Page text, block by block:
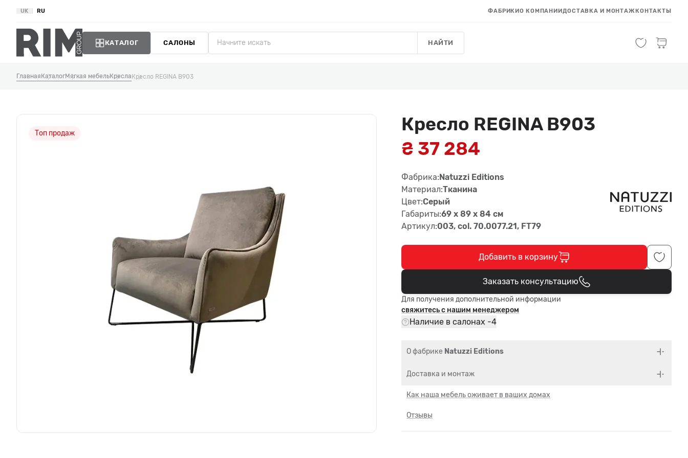
UK RU ФАБРИКИО КОМПАНИИДОСТАВКА И МОНТАЖКОНТАКТЫ
КАТАЛОГ САЛОНЫ НАЙТИ
Главная КаталогМягкая мебельКреслаКресло REGINA B903
Топ продаж
Кресло REGINA B903
₴ 37 284
Фабрика:Natuzzi Editions
Материал:Тканина
Цвет:Серый
Габариты:69 x 89 x 84 см
Артикул:003, col. 70.0077.21, FT79
Добавить в корзину
В корзине
Заказать консультацию
Для получения дополнительной информации
свяжитесь с нашим менеджером
Наличие в салонах -4
О фабрике Natuzzi Editions
Доставка и монтаж
Как наша мебель оживает в ваших домах
Отзывы